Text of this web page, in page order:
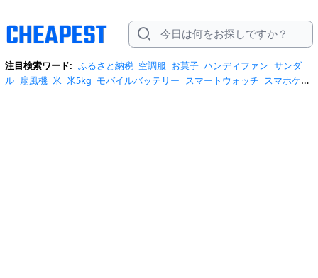
注目検索ワード: ふるさと納税 空調服 お菓子 ハンディファン サンダ
ル 扇風機 米 米5kg モバイルバッテリー スマートウォッチ スマホケー